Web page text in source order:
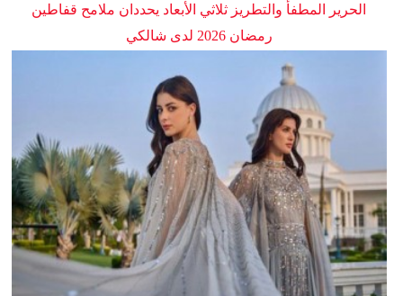
الحرير المطفأ والتطريز ثلاثي الأبعاد يحددان ملامح قفاطين
رمضان 2026 لدى شالكي